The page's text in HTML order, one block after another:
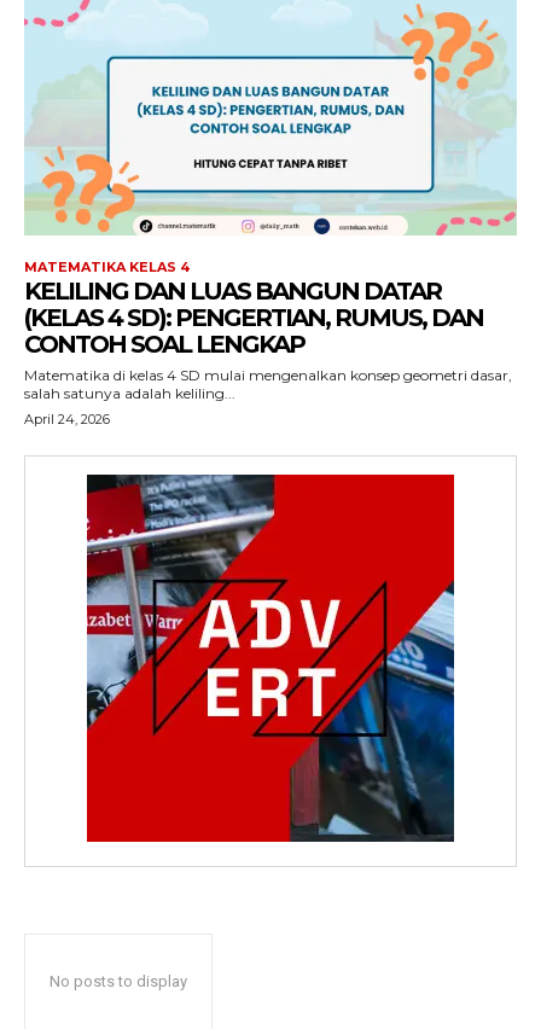
MATEMATIKA KELAS 4
KELILING DAN LUAS BANGUN DATAR
(KELAS 4 SD): PENGERTIAN, RUMUS, DAN
CONTOH SOAL LENGKAP
Matematika di kelas 4 SD mulai mengenalkan konsep geometri dasar,
salah satunya adalah keliling...
April 24, 2026
No posts to display